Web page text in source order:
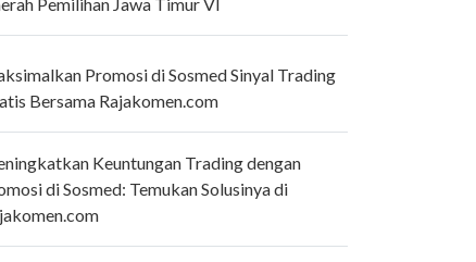
Promosi di Sosmed Sinyal Trading
Bersama Rajakomen.com
Keuntungan Trading dengan
di Sosmed: Temukan Solusinya di